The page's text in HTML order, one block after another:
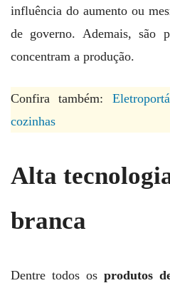
influência do aumento ou
de governo. Ademais, são
concentram a produção.
Confira também:
cozinhas
Alta
branca
Dentre todos os produtos